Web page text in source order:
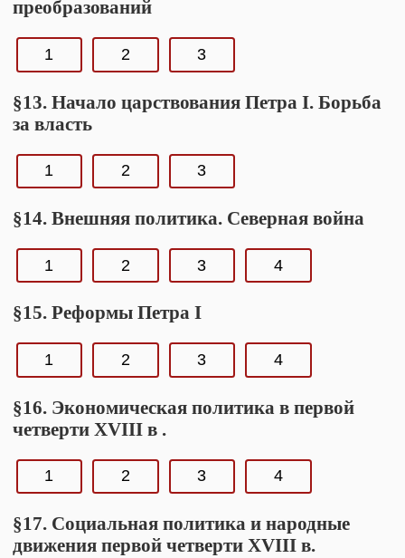
преобразований
1 2 3
§13. Начало царствования Петра I. Борьба
за власть
1 2 3
§14. Внешняя политика. Северная война
1 2 3 4
§15. Реформы Петра I
1 2 3 4
§16. Экономическая политика в первой
четверти XVIII в .
1 2 3 4
§17. Социальная политика и народные
движения первой четверти XVIII в.